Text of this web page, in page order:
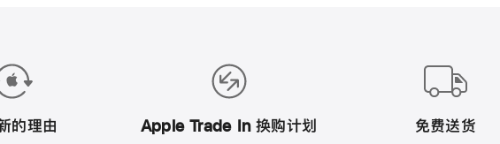
Mac。
的理由 Apple Trade In 换购计划 免费送货